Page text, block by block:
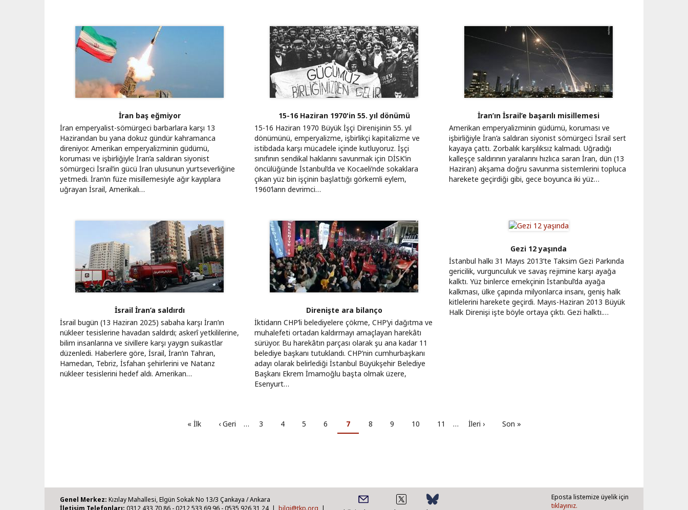
İran baş eğmiyor
İran emperyalist-sömürgeci barbarlara karşı 13
Hazirandan bu yana dokuz gündür kahramanca
direniyor. Amerikan emperyalizminin güdümü,
koruması ve işbirliğiyle İran’a saldıran siyonist
sömürgeci İsrail’in gücü İran ulusunun yurtseverliğine
yetmedi. İran’ın füze misillemesiyle ağır kayıplara
uğrayan İsrail, Amerikalı…
15-16 Haziran 1970'in 55. yıl dönümü
15-16 Haziran 1970 Büyük İşçi Direnişinin 55. yıl
dönümünü, emperyalizme, işbirlikçi kapitalizme ve
istibdada karşı mücadele içinde kutluyoruz. İşçi
sınıfının sendikal haklarını savunmak için DİSK’in
öncülüğünde İstanbul’da ve Kocaeli’nde sokaklara
çıkan yüz bin işçinin başlattığı görkemli eylem,
1960’ların devrimci…
İran’ın İsrail’e başarılı misillemesi
Amerikan emperyalizminin güdümü, koruması ve
işbirliğiyle İran’a saldıran siyonist sömürgeci İsrail sert
kayaya çattı. Zorbalık karşılıksız kalmadı. Uğradığı
kalleşçe saldırının yaralarını hızlıca saran İran, dün (13
Haziran) akşama doğru savunma sistemlerini topluca
harekete geçirdiği gibi, gece boyunca iki yüz…
İsrail İran’a saldırdı
İsrail bugün (13 Haziran 2025) sabaha karşı İran’ın
nükleer tesislerine havadan saldırdı; askerî yetkililerine,
bilim insanlarına ve sivillere karşı yaygın suikastlar
düzenledi. Haberlere göre, İsrail, İran’ın Tahran,
Hamedan, Tebriz, İsfahan şehirlerini ve Natanz
nükleer tesislerini hedef aldı. Amerikan…
Direnişte ara bilanço
İktidarın CHP’li belediyelere çökme, CHP’yi dağıtma ve
muhalefeti ortadan kaldırmayı amaçlayan harekâtı
sürüyor. Bu harekâtın parçası olarak şu ana kadar 11
belediye başkanı tutuklandı. CHP’nin cumhurbaşkanı
adayı olarak belirlediği İstanbul Büyükşehir Belediye
Başkanı Ekrem İmamoğlu başta olmak üzere,
Esenyurt…
Gezi 12 yaşında
İstanbul halkı 31 Mayıs 2013’te Taksim Gezi Parkında
gericilik, vurgunculuk ve savaş rejimine karşı ayağa
kalktı. Yüz binlerce emekçinin İstanbul’da ayağa
kalkması, ülke çapında milyonlarca insanı, geniş halk
kitlelerini harekete geçirdi. Mayıs-Haziran 2013 Büyük
Halk Direnişi işte böyle ortaya çıktı. Gezi halktı.…
İlk
« İlk Önceki
‹ Geri … Sayfa
3 Sayfa
4 Sayfa
5 Sayfa
6 Şu
an
7 Sayfa
8 Sayfa
9 Sayfa
10 Sayfa
11 … Sonraki
İleri › Son
Son »
Genel Merkez: Kızılay Mahallesi, Elgün Sokak No 13/3 Çankaya / Ankara
İletişim Telefonları: 0312 433 70 86 - 0212 533 69 96 - 0535 926 31 24 | bilgi@tkp.org |
Eposta listemize üyelik için
tıklayınız.